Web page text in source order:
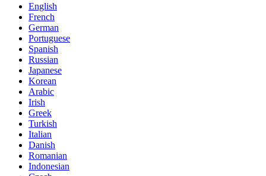
English
French
German
Portuguese
Spanish
Russian
Japanese
Korean
Arabic
Irish
Greek
Turkish
Italian
Danish
Romanian
Indonesian